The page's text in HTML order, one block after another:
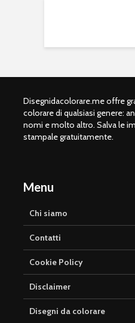
Disegnidacolorare.me offre
colorare di qualsiasi genere:
nomi e molto altro. Salva le
stampale gratuitamente.
Menu
Chi siamo
Contatti
Cookie Policy
Disclaimer
Disegni da colorare